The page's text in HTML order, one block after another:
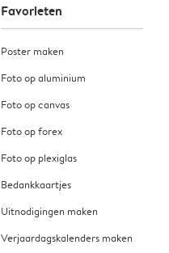
Favorieten
Poster maken
Foto op aluminium
Foto op canvas
Foto op forex
Foto op plexiglas
Bedankkaartjes
Uitnodigingen maken
Verjaardagskalenders maken